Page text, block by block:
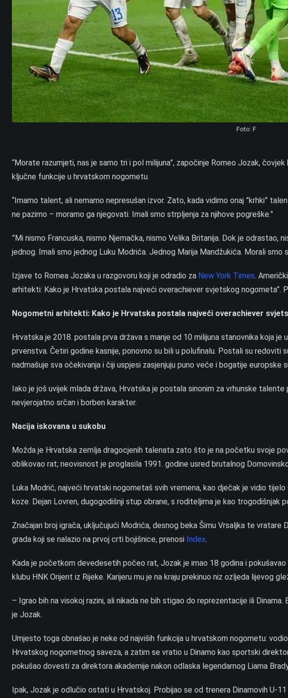
Foto: F
“Morate razumjeti, nas je samo tri i pol milijuna”, započinje Romeo Jozak,
ključne funkcije u hrvatskom nogometu.
“Imamo talent, ali nemamo nepresušan izvor. Zato, kada vidimo onaj ”krhki”
ne pazimo – moramo ga njegovati. Imali smo strpljenja za njihove pogreške.”
”Mi nismo Francuska, nismo Njemačka, nismo Velika Britanija. Dok je odrastao,
jednog. Imali smo jednog Luku Modrića. Jednog Marija Mandžukića. Morali smo
Izjave to Romea Jozaka u razgovoru koji je odradio za New York Times.
arhitekti: Kako je Hrvatska postala najveći overachiever svjetskog nogometa”.
Nogometni arhitekti: Kako je Hrvatska postala najveći overachiever
Hrvatska je 2018. postala prva država s manje od 10 milijuna stanovnika koja
prvenstva. Četiri godine kasnije, ponovno su bili u polufinalu. Postali su redoviti
nadmašuje sva očekivanja i čiji uspjesi zasjenjuju puno veće i bogatije europske
Iako je još uvijek mlada država, Hrvatska je postala sinonim za vrhunske
nevjerojatno srčan i borben karakter.
Nacija iskovana u sukobu
Možda je Hrvatska zemlja dragocjenih talenata zato što je na početku svoje
oblikovao rat; neovisnost je proglasila 1991. godine usred brutalnog
Luka Modrić, najveći hrvatski nogometaš svih vremena, kao dječak je vidio
koze. Dejan Lovren, dugogodišnji stup obrane, s roditeljima je kao trogodišnjak
Značajan broj igrača, uključujući Modrića, desnog beka Šimu Vrsaljka te vratare
grada koji se nalazio na prvoj crti bojišnice, prenosi Index.
Kada je početkom devedesetih počeo rat, Jozak je imao 18 godina i
klubu HNK Orijent iz Rijeke. Karijeru mu je na kraju prekinuo niz ozljeda lijevog
– Igrao bih na visokoj razini, ali nikada ne bih stigao do reprezentacije ili
je Jozak.
Umjesto toga obnašao je neke od najviših funkcija u hrvatskom nogometu:
Hrvatskog nogometnog saveza, a zatim se vratio u Dinamo kao sportski
pokušao dovesti za direktora akademije nakon odlaska legendarnog Liama
Ipak, Jozak je odlučio ostati u Hrvatskoj. Probijao se od trenera Dinamovih U-